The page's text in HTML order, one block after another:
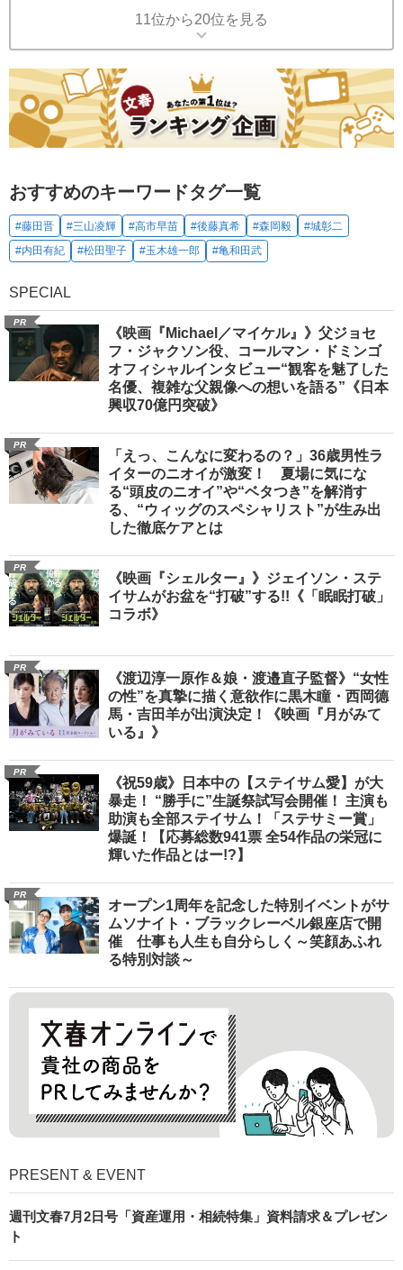
11位から20位を見る
おすすめのキーワードタグ一覧
#藤田晋 #三山凌輝 #高市早苗 #後藤真希 #森岡毅
#城彰二
#内田有紀
#松田聖子 #玉木雄一郎 #亀和田武
SPECIAL
PR
《映画『Michael／マイケル』》父ジョセ
フ・ジャクソン役、コールマン・ドミンゴ
オフィシャルインタビュー“観客を魅了した
名優、複雑な父親像への想いを語る”《日本
興収70億円突破》
PR
「えっ、こんなに変わるの？」36歳男性ラ
イターのニオイが激変！ 夏場に気にな
る“頭皮のニオイ”や“ベタつき”を解消す
る、“ウィッグのスペシャリスト”が生み出
した徹底ケアとは
PR
《映画『シェルター』》ジェイソン・ステ
イサムがお盆を“打破”する!!《「眠眠打破」
コラボ》
PR
《渡辺淳一原作＆娘・渡邉直子監督》“女性
の性”を真摯に描く意欲作に黒木瞳・西岡德
馬・吉田羊が出演決定！《映画『月がみて
いる』》
PR
《祝59歳》日本中の【ステイサム愛】が大
暴走！ “勝手に”生誕祭試写会開催！ 主演も
助演も全部ステイサム！「ステサミー賞」
爆誕！【応募総数941票 全54作品の栄冠に
輝いた作品とはー!?】
PR
オープン1周年を記念した特別イベントがサ
ムソナイト・ブラックレーベル銀座店で開
催 仕事も人生も自分らしく～笑顔あふれ
る特別対談～
PRESENT & EVENT
週刊文春7月2日号「資産運用・相続特集」資料請求＆プレゼン
ト